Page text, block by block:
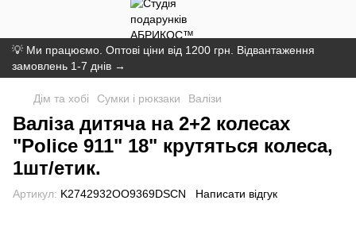
💡 Ми працюємо. Оптові ціни від 1200 грн. Відвантаження
замовлень 1-7 днів →
Дім та хобі Сумки і рюкзаки Валізи
Валіза дитяча на 2+2 колесах
"Police 911" 18" крутяться колеса,
1шт/етик.
Артикул: K2742932OO9369DSCN Написати відгук